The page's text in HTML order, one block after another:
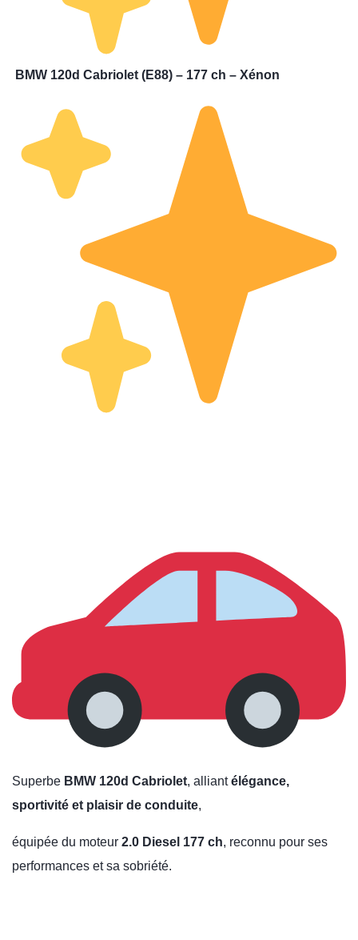
BMW 120d Cabriolet (E88) – 177 ch – Xénon
Superbe BMW 120d Cabriolet, alliantélégance,
sportivité et plaisir de conduite,
équipée du moteur 2.0 Diesel 177 ch, reconnu pour ses
performances et sa sobriété.